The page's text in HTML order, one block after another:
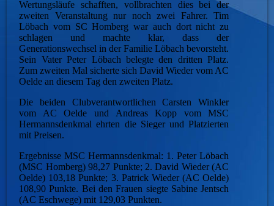
Wertungsläufe schafften, vollbrachten dies bei der
zweiten Veranstaltung nur noch zwei Fahrer. Tim
Löbach vom SC Homberg war auch dort nicht zu
schlagen und machte klar, dass der
Generationswechsel in der Familie Löbach bevorsteht.
Sein Vater Peter Löbach belegte den dritten Platz.
Zum zweiten Mal sicherte sich David Wieder vom AC
Oelde an diesem Tag den zweiten Platz.
Die beiden Clubverantwortlichen Carsten Winkler
vom AC Oelde und Andreas Kopp vom MSC
Hermannsdenkmal ehrten die Sieger und Platzierten
mit Preisen.
Ergebnisse MSC Hermannsdenkmal: 1. Peter Löbach
(MSC Homberg) 98,27 Punkte; 2. David Wieder (AC
Oelde) 103,18 Punkte; 3. Patrick Wieder (AC Oelde)
108,90 Punkte. Bei den Frauen siegte Sabine Jentsch
(AC Eschwege) mit 129,03 Punkten.